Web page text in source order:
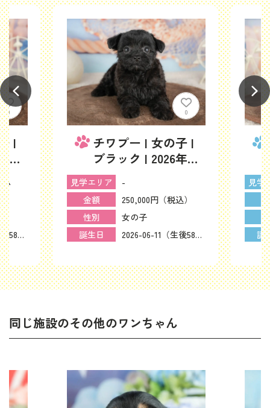
0
|
6
ム
2026-06-11（生後58日）
0
チワプー | 女の子 |
ブラック | 2026年6
月11日（ID:dog-
200017335）
見学エリア
-
金額
250,000円（税込）
性別
女の子
誕生日
2026-06-11（生後58日）
見学
誕
同じ施設のその他のワンちゃん